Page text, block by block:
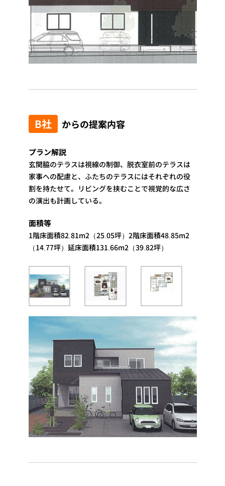
B社 からの提案内容
プラン解説
玄関脇のテラスは視線の制御、脱衣室前のテラスは
家事への配慮と、ふたちのテラスにはそれぞれの役
割を持たせて。リビングを挟むことで視覚的な広さ
の演出も計画している。
面積等
1階床面積82.81m2（25.05坪）2階床面積48.85m2
（14.77坪）延床面積131.66m2（39.82坪）